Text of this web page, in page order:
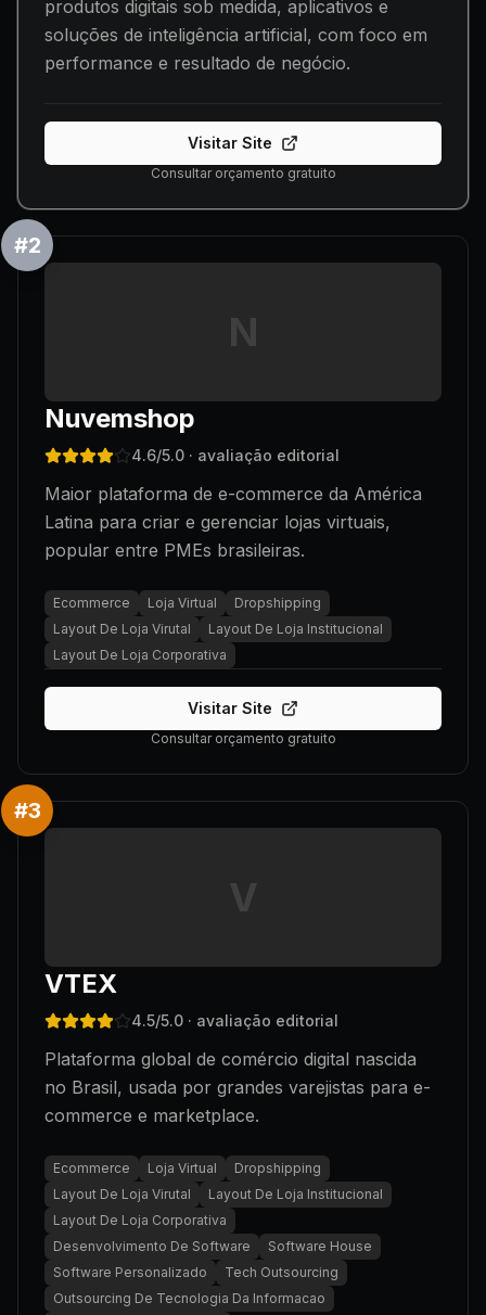
produtos digitais sob medida, aplicativos e
soluções de inteligência artificial, com foco em
performance e resultado de negócio.
Visitar Site
Consultar orçamento gratuito
#2
N
Nuvemshop
4.6/5.0 · avaliação editorial
Maior plataforma de e-commerce da América
Latina para criar e gerenciar lojas virtuais,
popular entre PMEs brasileiras.
Ecommerce Loja Virtual
Dropshipping
Layout De Loja Virutal
Layout De Loja Institucional
Layout De Loja Corporativa
Visitar Site
Consultar orçamento gratuito
#3
V
VTEX
4.5/5.0 · avaliação editorial
Plataforma global de comércio digital nascida
no Brasil, usada por grandes varejistas para e-
commerce e marketplace.
Ecommerce Loja Virtual
Dropshipping
Layout De Loja Virutal
Layout De Loja Institucional
Layout De Loja Corporativa
Desenvolvimento De Software
Software House
Software Personalizado
Tech Outsourcing
Outsourcing De Tecnologia Da Informacao